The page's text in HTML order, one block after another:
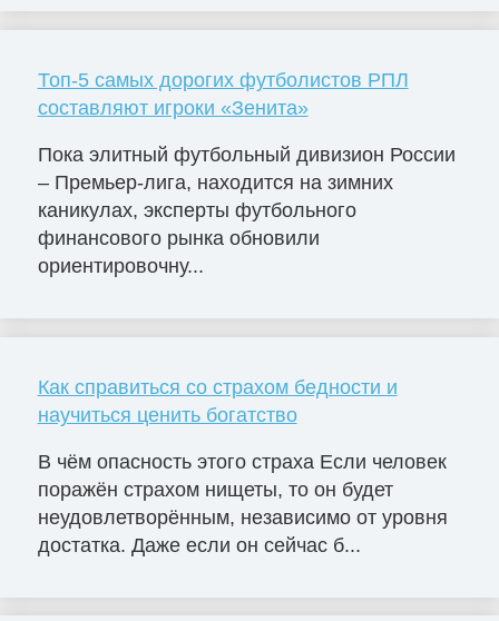
Топ-5 самых дорогих футболистов РПЛ
составляют игроки «Зенита»
Пока элитный футбольный дивизион России
– Премьер-лига, находится на зимних
каникулах, эксперты футбольного
финансового рынка обновили
ориентировочну...
Как справиться со страхом бедности и
научиться ценить богатство
В чём опасность этого страха Если человек
поражён страхом нищеты, то он будет
неудовлетворённым, независимо от уровня
достатка. Даже если он сейчас б...